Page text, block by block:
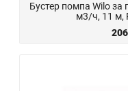
Бустер помпа Wilo
м3/ч, 11 м,